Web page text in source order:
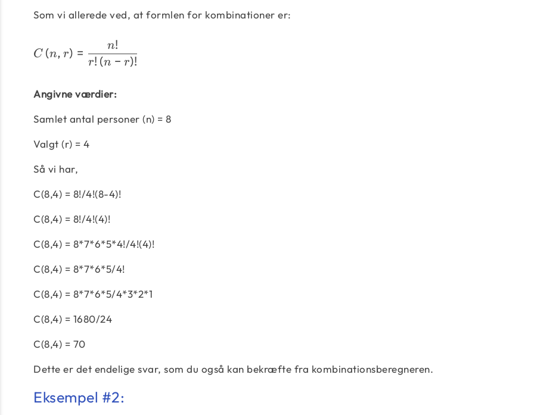
Som vi allerede ved, at formlen for kombinationer er:
C (n, r) =
r! (n − r)!
n!
Angivne værdier:
Samlet antal personer (n) = 8
Valgt (r) = 4
Så vi har,
C(8,4) = 8!/4!(8-4)!
C(8,4) = 8!/4!(4)!
C(8,4) = 8*7*6*5*4!/4!(4)!
C(8,4) = 8*7*6*5/4!
C(8,4) = 8*7*6*5/4*3*2*1
C(8,4) = 1680/24
C(8,4) = 70
Dette er det endelige svar, som du også kan bekræfte fra kombinationsberegneren.
Eksempel #2: